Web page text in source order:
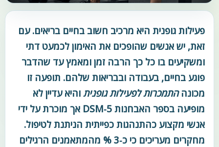
פעילות גופנית היא מרכיב חשוב בחיים בריאים. עם
זאת, יש אנשים שהופכים את האימון לכמעט דתי
ומשקיעים בו כל כך הרבה זמן ומאמץ עד שהדבר
פוגע בחיים, בעבודה ובבריאות שלהם. תופעה זו
מכונההתמכרות לפעילות גופניתוהיא עדיין לא
מופיעה בספר האבחנות DSM‑5 אך מוכרת על ידי
אנשי מקצוע כהתנהגות כפייתית הניתנת לטיפול.
מחקרים מעריכים כי כ‑3 % מהמתאמנים הרגילים